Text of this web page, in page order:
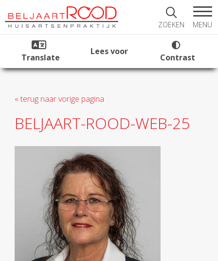
ZOEKEN MENU
Translate
Lees voor
Contrast
« terug naar vorige pagina
BELJAART-ROOD-WEB-25